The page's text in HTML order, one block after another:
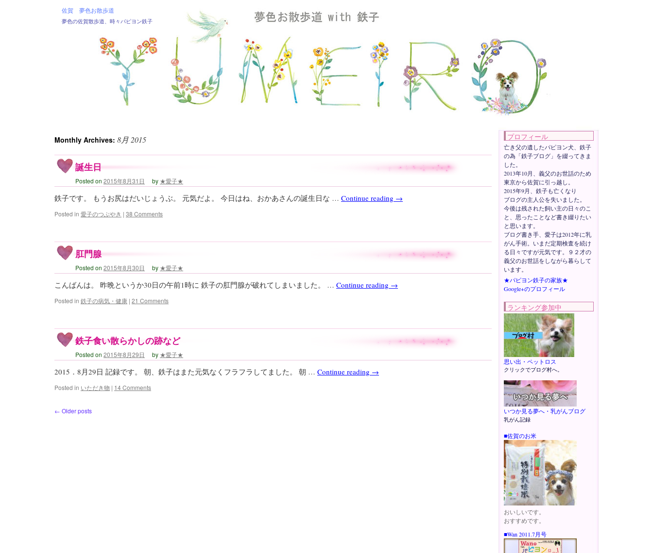
佐賀 夢色お散歩道
夢色の佐賀散歩道、時々パピヨン鉄子
Monthly Archives: 8月 2015
誕生日
Posted on 2015年8月31日 by ★愛子★
鉄子です。 もうお尻はだいじょうぶ。 元気だよ。 今日はね、おかあさんの誕生日な … Continue reading →
Posted in 愛子のつぶやき | 38 Comments
肛門腺
Posted on 2015年8月30日 by ★愛子★
こんばんは。 昨晩というか30日の午前1時に 鉄子の肛門腺が破れてしまいました。 … Continue reading →
Posted in 鉄子の病気・健康 | 21 Comments
鉄子食い散らかしの跡など
Posted on 2015年8月29日 by ★愛子★
2015．8月29日 記録です。 朝、鉄子はまた元気なくフラフラしてました。 朝 … Continue reading →
Posted in いただき物 | 14 Comments
← Older posts
プロフィール
亡き父の遺したパピヨン犬、鉄子
の為「鉄子ブログ」を綴ってきま
した。
2013年10月、義父のお世話のため
東京から佐賀に引っ越し。
2015年9月、鉄子も亡くなり
ブログの主人公を失いました。
今後は残された飼い主の日々のこ
と、思ったことなど書き綴りたい
と思います。
ブログ書き手、愛子は2012年に乳
がん手術。いまだ定期検査を続け
る日々ですが元気です。９２才の
義父のお世話をしながら暮らして
います。
★パピヨン鉄子の家族★
Google+のプロフィール
ランキング参加中
思い出・ペットロス
クリックでブログ村へ。
いつか見る夢へ・乳がんブログ
乳がん記録
■佐賀のお米
おいしいです。
おすすめです。
■Wan 2011.7月号